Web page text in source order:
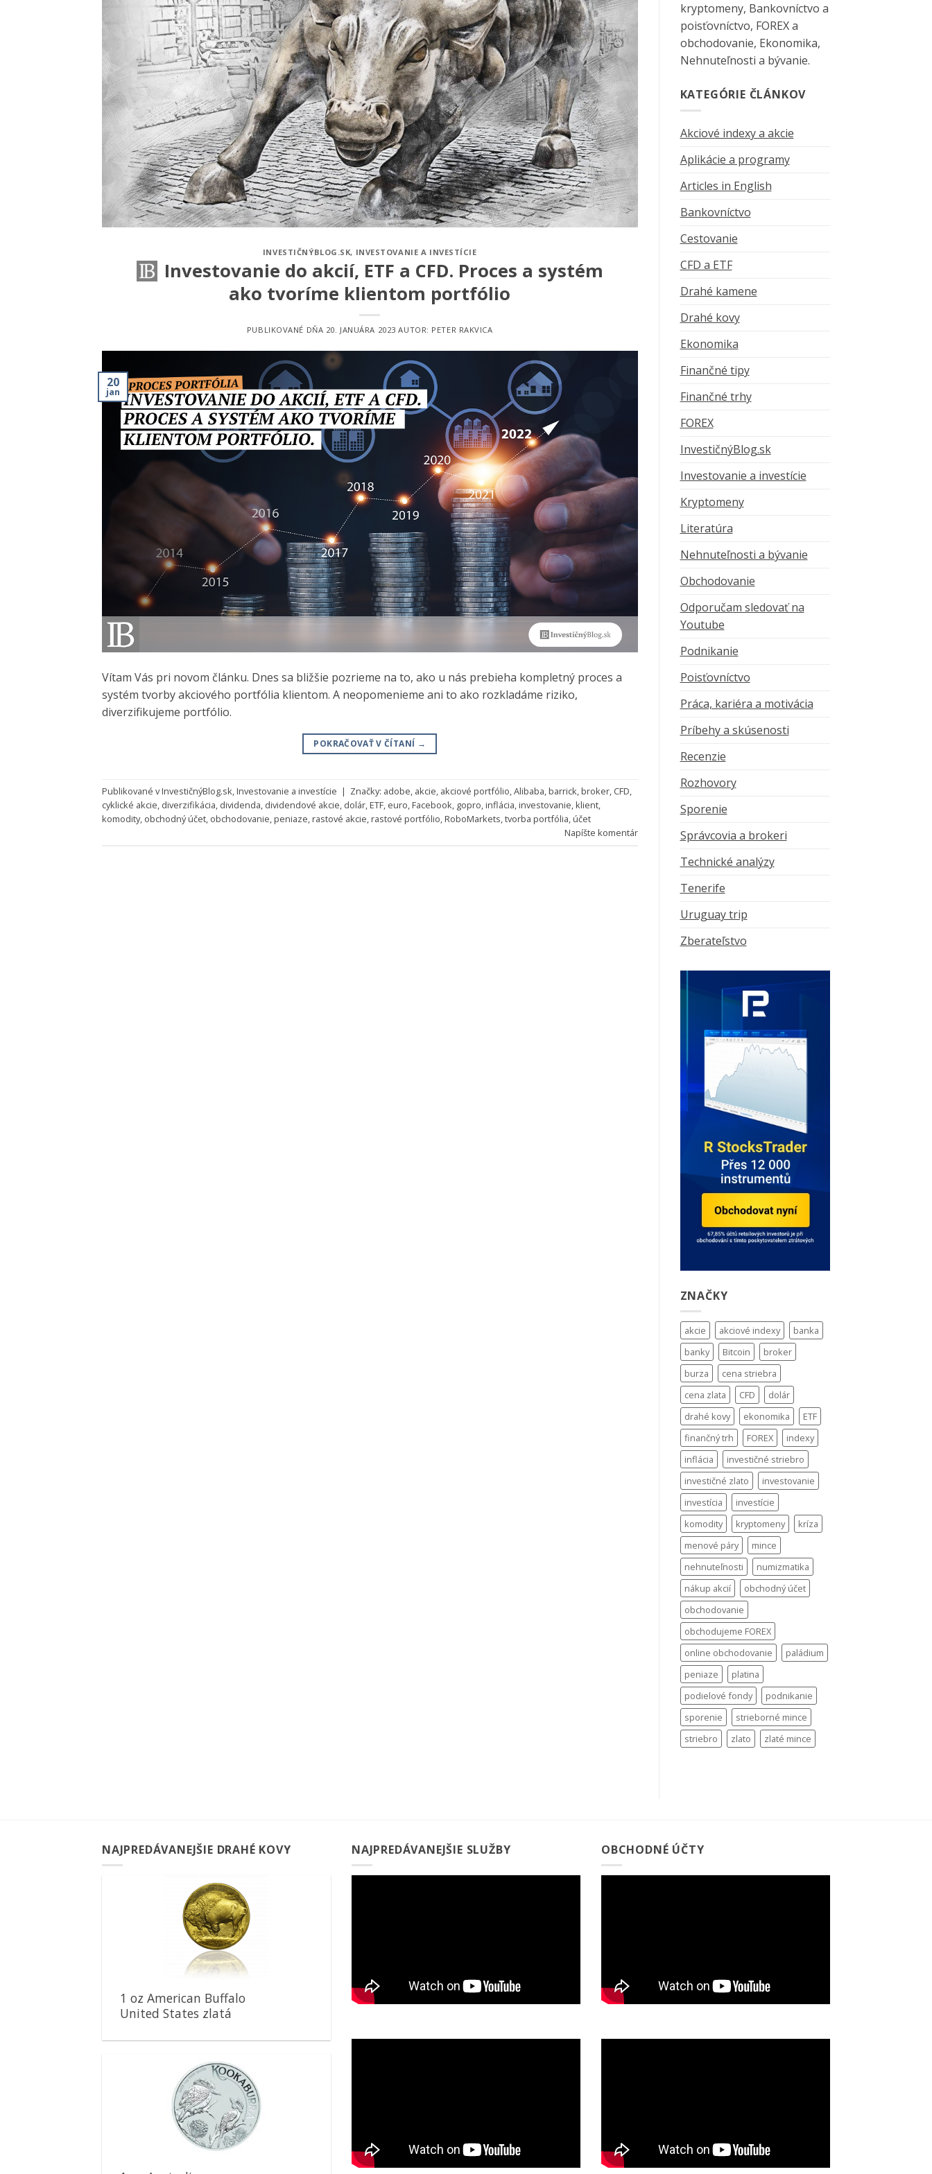
INVESTIČNÝBLOG.SK, INVESTOVANIE A INVESTÍCIE
Investovanie do akcií, ETF a CFD. Proces a systém
ako tvoríme klientom portfólio
PUBLIKOVANÉ DŇA 20. JANUÁRA 2023 AUTOR: PETER RAKVICA
20
jan
Vítam Vás pri novom článku. Dnes sa bližšie pozrieme na to, ako u nás prebieha kompletný proces a
systém tvorby akciového portfólia klientom. A neopomenieme ani to ako rozkladáme riziko,
diverzifikujeme portfólio.
POKRAČOVAŤ V ČÍTANÍ →
Publikované vInvestičnýBlog.sk,Investovanie a investície | Značky: adobe, akcie, akciové portfólio,Alibaba,barrick,broker, CFD,
cyklické akcie, diverzifikácia, dividenda, dividendové akcie, dolár,ETF, euro,Facebook, gopro,inflácia,investovanie,klient,
komodity, obchodný účet, obchodovanie,peniaze,rastové akcie,rastové portfólio,RoboMarkets,tvorba portfólia,účet
Napíšte komentár
kryptomeny, Bankovníctvo a
poisťovníctvo, FOREX a
obchodovanie, Ekonomika,
Nehnuteľnosti a bývanie.
KATEGÓRIE ČLÁNKOV
Akciové indexy a akcie
Aplikácie a programy
Articles in English
Bankovníctvo
Cestovanie
CFD a ETF
Drahé kamene
Drahé kovy
Ekonomika
Finančné tipy
Finančné trhy
FOREX
InvestičnýBlog.sk
Investovanie a investície
Kryptomeny
Literatúra
Nehnuteľnosti a bývanie
Obchodovanie
Odporučam sledovať na
Youtube
Podnikanie
Poisťovníctvo
Práca, kariéra a motivácia
Príbehy a skúsenosti
Recenzie
Rozhovory
Sporenie
Správcovia a brokeri
Technické analýzy
Tenerife
Uruguay trip
Zberateľstvo
ZNAČKY
akcie akciové indexy
banka
banky
Bitcoin
broker
burza
cena striebra
cena zlata
CFD
dolár
drahé kovy
ekonomika
ETF
finančný trh
FOREX
indexy
inflácia
investičné striebro
investičné zlato
investovanie
investícia
investície
komodity
kryptomeny
kríza
menové páry
mince
nehnuteľnosti
numizmatika
nákup akcií
obchodný účet
obchodovanie
obchodujeme FOREX
online obchodovanie
paládium
peniaze
platina
podielové fondy
podnikanie
sporenie
strieborné mince
striebro
zlato zlaté mince
NAJPREDÁVANEJŠIE DRAHÉ KOVY
Pridať k
obľúbeným
1 oz American Buffalo
United States zlatá
Pridať k
obľúbeným
NAJPREDÁVANEJŠIE SLUŽBY OBCHODNÉ ÚČTY